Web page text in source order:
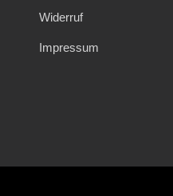
Widerruf
Impressum